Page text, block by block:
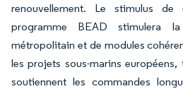
renouvellement. Le stimulus
programme BEAD stimulera
métropolitain et de modules
les projets sous-marins
soutiennent les commandes